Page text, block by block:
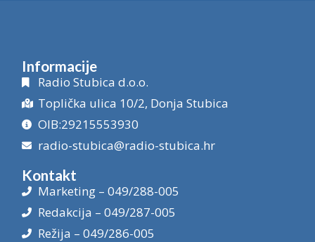
Informacije
Radio Stubica d.o.o.
Toplička ulica 10/2, Donja Stubica
OIB:29215553930
radio-stubica@radio-stubica.hr
Kontakt
Marketing – 049/288-005
Redakcija – 049/287-005
Režija – 049/286-005